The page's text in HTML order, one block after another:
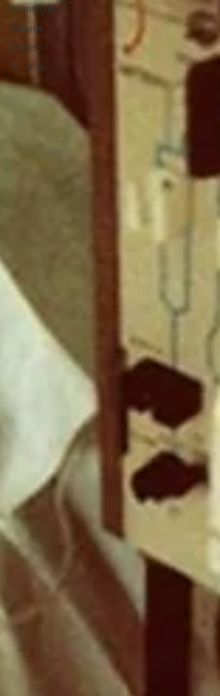
#consumo
#deuda
#tarjeta
#credito